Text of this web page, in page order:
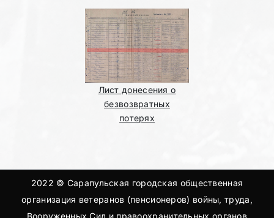
Лист донесения о
безвозвратных
потерях
2022 © Сарапульская городская общественная
организация ветеранов (пенсионеров) войны, труда,
Вооруженных Сил и правоохранительных органов